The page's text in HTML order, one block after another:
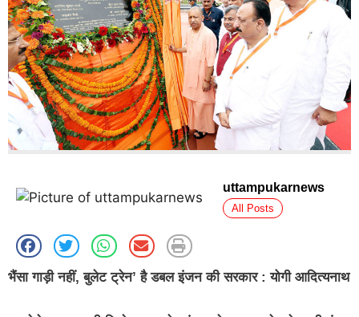
uttampukarnews
All Posts
भैंसा गाड़ी नहीं, बुलेट ट्रेन’ है डबल इंजन की सरकार : योगी आदित्यनाथ